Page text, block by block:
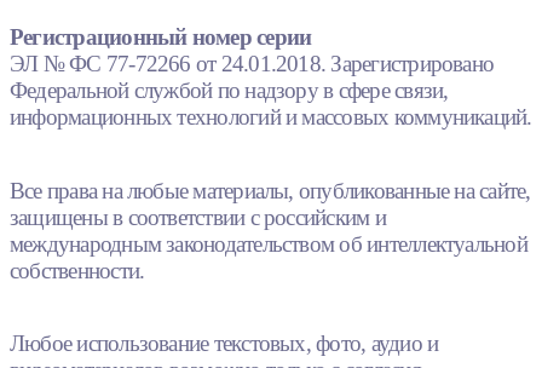
Регистрационный номер серии
ЭЛ № ФС 77-72266 от 24.01.2018. Зарегистрировано
Федеральной службой по надзору в сфере связи,
информационных технологий и массовых коммуникаций.
Все права на любые материалы, опубликованные на сайте,
защищены в соответствии с российским и
международным законодательством об интеллектуальной
собственности.
Любое использование текстовых, фото, аудио и